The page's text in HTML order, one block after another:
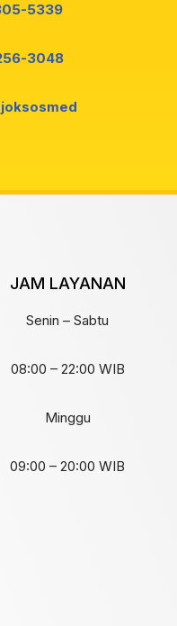
5339
3048
JAM LAYANAN
Senin – Sabtu
08:00 – 22:00 WIB
Minggu
09:00 – 20:00 WIB